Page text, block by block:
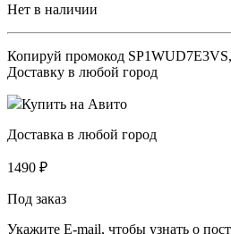
Нет в наличии
Копируй промокод SP1WUD7E3VS
Доставку в любой город
Купить на Авито
Доставка в любой город
1490 ₽
Под заказ
Укажите E-mail, чтобы узнать о